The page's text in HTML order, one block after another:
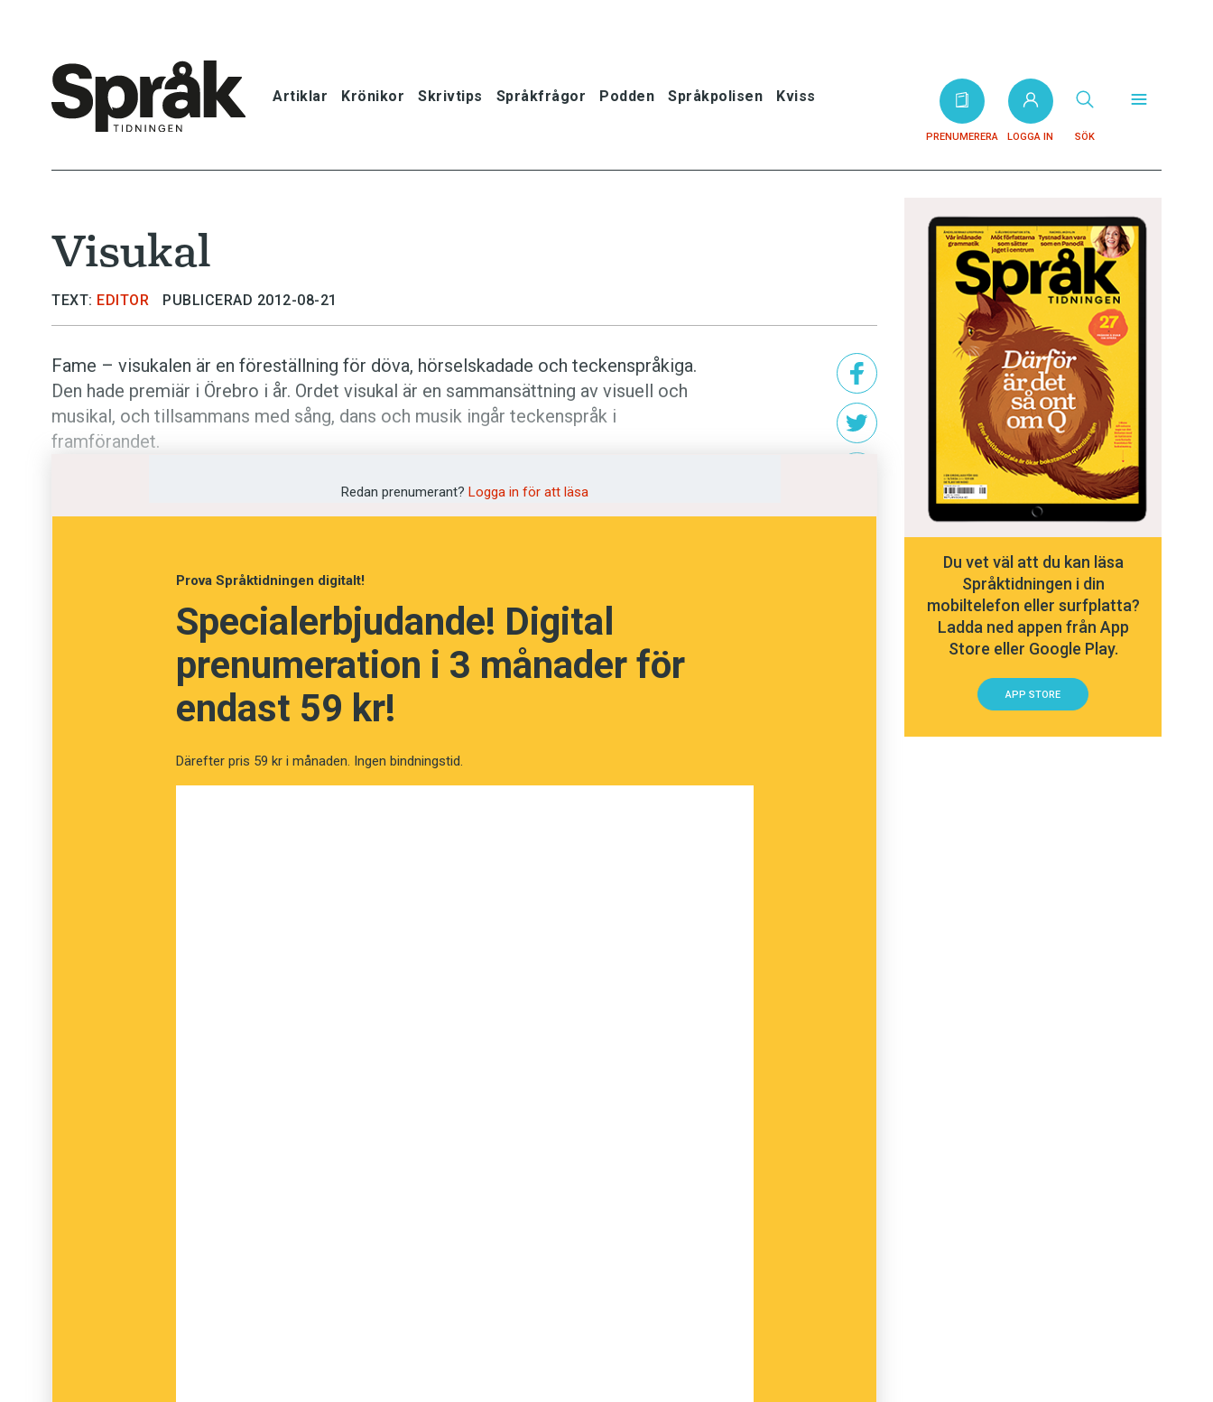
Artiklar Krönikor Skrivtips Språkfrågor Podden Språkpolisen Kviss
PRENUMERERA LOGGA IN SÖK
Språkfrågor
Bokrecensioner
Podden
Föreslå nyord
Annonsera
Prenumerera
Press
Visukal
TEXT: EDITOR PUBLICERAD 2012-08-21
Fame – visukalen är en före­ställning för döva, hörselska­dade­ och teckenspråkiga.
Den hade premiär i Örebro i år. Ordet visukal är en samman­sättning av visuell och
musikal, och tillsammans med sång, dans och musik ingår teckenspråk i
framförandet.
Redan prenumerant? Logga in för att läsa
Prova Språktidningen digitalt!
Specialerbjudande! Digital
prenumeration i 3 månader för
endast 59 kr!
Därefter pris 59 kr i månaden. Ingen bindningstid.
Du vet väl att du kan läsa
Språktidningen i din
mobiltelefon eller surfplatta?
Ladda ned appen från App
Store eller Google Play.
APP STORE